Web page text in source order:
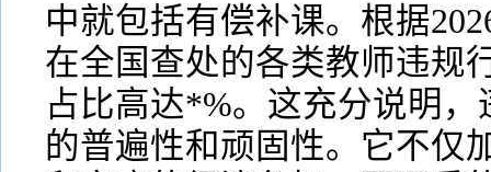
中就包括有偿补课。根据
在全国查处的各类教师违规
占比高达*%。这充分说明
的普遍性和顽固性。它不仅